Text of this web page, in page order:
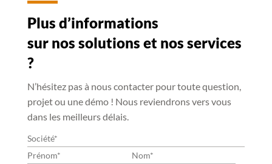
Plus d’informations
sur nos solutions et nos services
?
N’hésitez pas à nous contacter pour toute question,
projet ou une démo ! Nous reviendrons vers vous
dans les meilleurs délais.